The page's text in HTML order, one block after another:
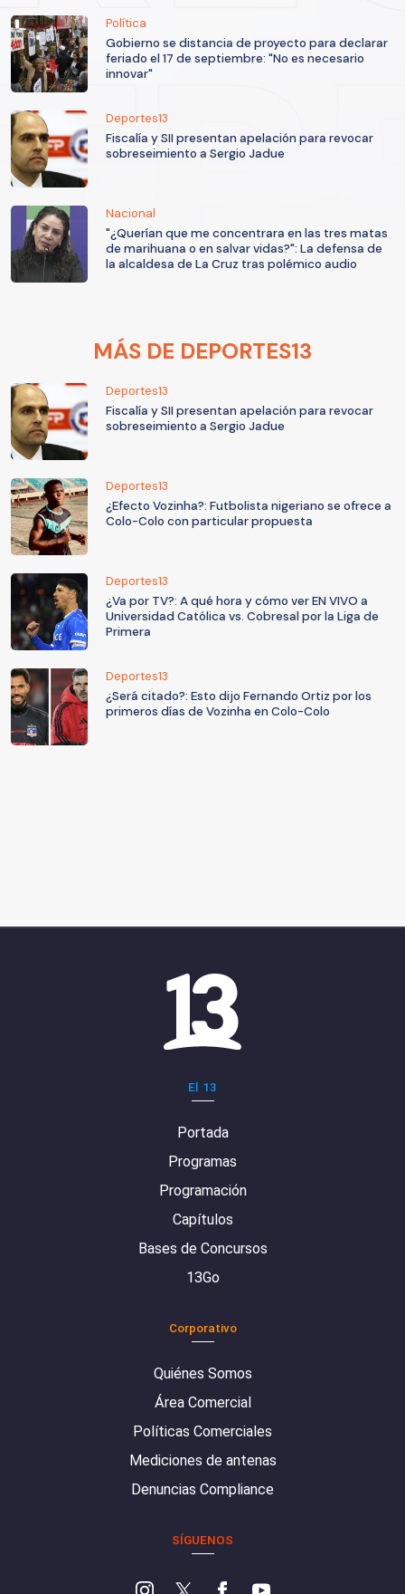
Política
Gobierno se distancia de proyecto para declarar
feriado el 17 de septiembre: "No es necesario
innovar"
Deportes13
Fiscalía y SII presentan apelación para revocar
sobreseimiento a Sergio Jadue
Nacional
"¿Querían que me concentrara en las tres matas
de marihuana o en salvar vidas?": La defensa de
la alcaldesa de La Cruz tras polémico audio
MÁS DE DEPORTES13
Deportes13
Fiscalía y SII presentan apelación para revocar
sobreseimiento a Sergio Jadue
Deportes13
¿Efecto Vozinha?: Futbolista nigeriano se ofrece a
Colo-Colo con particular propuesta
Deportes13
¿Va por TV?: A qué hora y cómo ver EN VIVO a
Universidad Católica vs. Cobresal por la Liga de
Primera
Deportes13
¿Será citado?: Esto dijo Fernando Ortiz por los
primeros días de Vozinha en Colo-Colo
El 13
Portada
Programas
Programación
Capítulos
Bases de Concursos
13Go
Corporativo
Quiénes Somos
Área Comercial
Políticas Comerciales
Mediciones de antenas
Denuncias Compliance
SÍGUENOS